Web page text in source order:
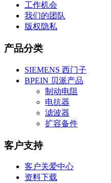
工作机会
我们的团队
版权隐私
产品分类
SIEMENS 西门子
BPEIN 贝派产品
制动电阻
电抗器
滤波器
扩容备件
客户支持
客户关爱中心
资料下载